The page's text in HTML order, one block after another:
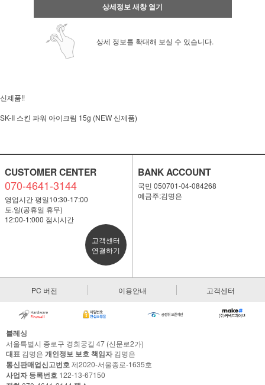
상세정보 새창 열기
상세 정보를 확대해 보실 수 있습니다.
신제품!!
SK-II 스킨 파워 아이크림 15g (NEW 신제품)
CUSTOMER CENTER
070-4641-3144
영업시간 평일10:30-17:00
토.일(공휴일 휴무)
12:00-1:000 점시시간
고객센터
연결하기
BANK ACCOUNT
국민 050701-04-084268
예금주:김명은
PC 버전 이용안내 고객센터
블레싱
서울특별시 종로구 경희궁길 47 (신문로2가)
대표 김명은 개인정보 보호 책임자김명은
통신판매업신고번호제2020-서울종로-1635호
사업자 등록번호 122-13-67150